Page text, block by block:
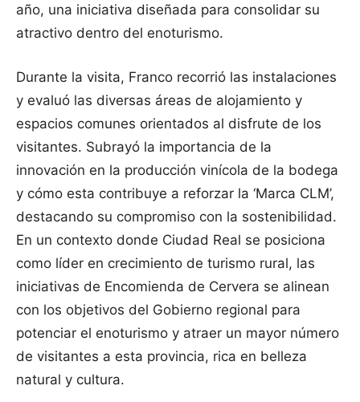
año, una iniciativa diseñada para consolidar su
atractivo dentro del enoturismo.
Durante la visita, Franco recorrió las instalaciones
y evaluó las diversas áreas de alojamiento y
espacios comunes orientados al disfrute de los
visitantes. Subrayó la importancia de la
innovación en la producción vinícola de la bodega
y cómo esta contribuye a reforzar la ‘Marca CLM’,
destacando su compromiso con la sostenibilidad.
En un contexto donde Ciudad Real se posiciona
como líder en crecimiento de turismo rural, las
iniciativas de Encomienda de Cervera se alinean
con los objetivos del Gobierno regional para
potenciar el enoturismo y atraer un mayor número
de visitantes a esta provincia, rica en belleza
natural y cultura.